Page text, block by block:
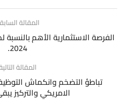
المقالة
الفرصة الاستثمارية الأهم
2024.
المقالة
تباطؤ التضخم وانكماش
الامريكي والتركيز